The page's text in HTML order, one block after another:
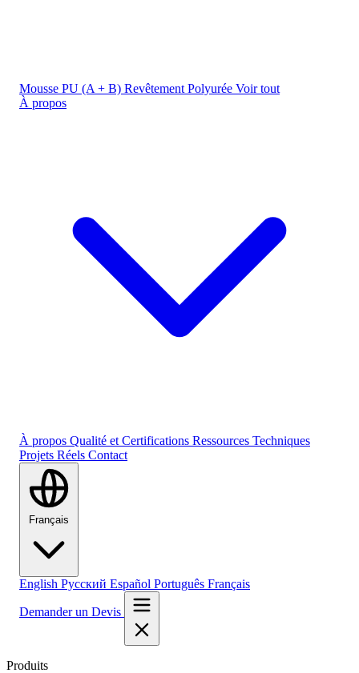
Mousse PU (A + B) Revêtement Polyurée Voir tout
À propos
À propos Qualité et Certifications Ressources Techniques
Projets Réels Contact
English Русский Español Português Français
Demander un Devis
Produits